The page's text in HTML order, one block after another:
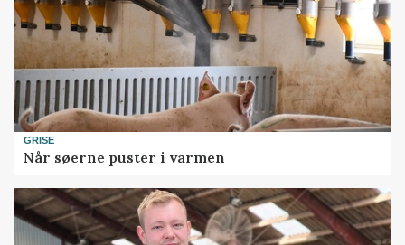
GRISE
Når søerne puster i varmen